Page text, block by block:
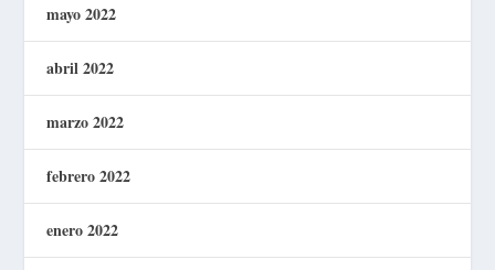
mayo 2022
abril 2022
marzo 2022
febrero 2022
enero 2022